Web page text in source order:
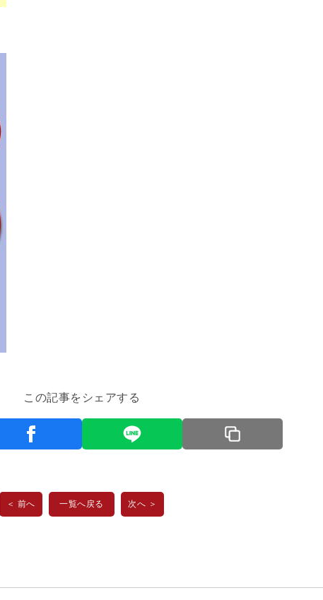
この記事をシェアする
＜ 前へ 一覧へ戻る 次へ ＞